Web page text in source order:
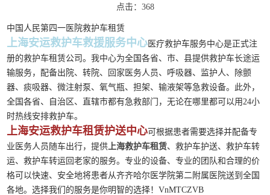
点击：368
中国人民第四一医院救护车租赁
上海安运救护车救援服务中心 医疗救护车服务中心是正式注
册的救护车租赁公司。我中心为全国各省、市、县提供救护车长途运
输服务，配备出院、转院、回家医务人员、呼吸器、监护人、除颤
器、痰吸器、微注射泵、氧气瓶、担架、输液架等急救设备。此外，
全国各省、自治区、直辖市都有急救部门，无论在哪里都可以用24小
时热线安排救护车。
上海安运救护车租赁护送中心可根据患者需要选择并配备专
业医务人员随车出行，提供上海救护车租赁、救护车护送、救护车转
运、救护车转运回老家的服务。专业的设备、专业的团队和合理的价
格可以快速、安全地将患者从齐齐哈尔医学院第二附属医院送到全国
各地。选择我们的服务是你明智的选择！VnMTCZVB